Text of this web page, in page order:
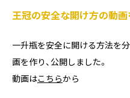
王冠の安全な開け方の動画
一升瓶を安全に開ける方法を
画を作り、公開しました。
動画はこちらから